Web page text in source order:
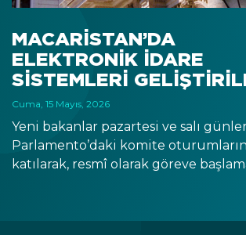
MACARISTAN’DA
ELEKTRONIK IDARE
SISTEMLERI
Cuma, 15 Mayıs, 2026
Yeni bakanlar pazartesi ve salı
Parlamento’daki komite
katılarak, resmî olarak göreve
vizyonlarını paylaştılar. Bilim ve